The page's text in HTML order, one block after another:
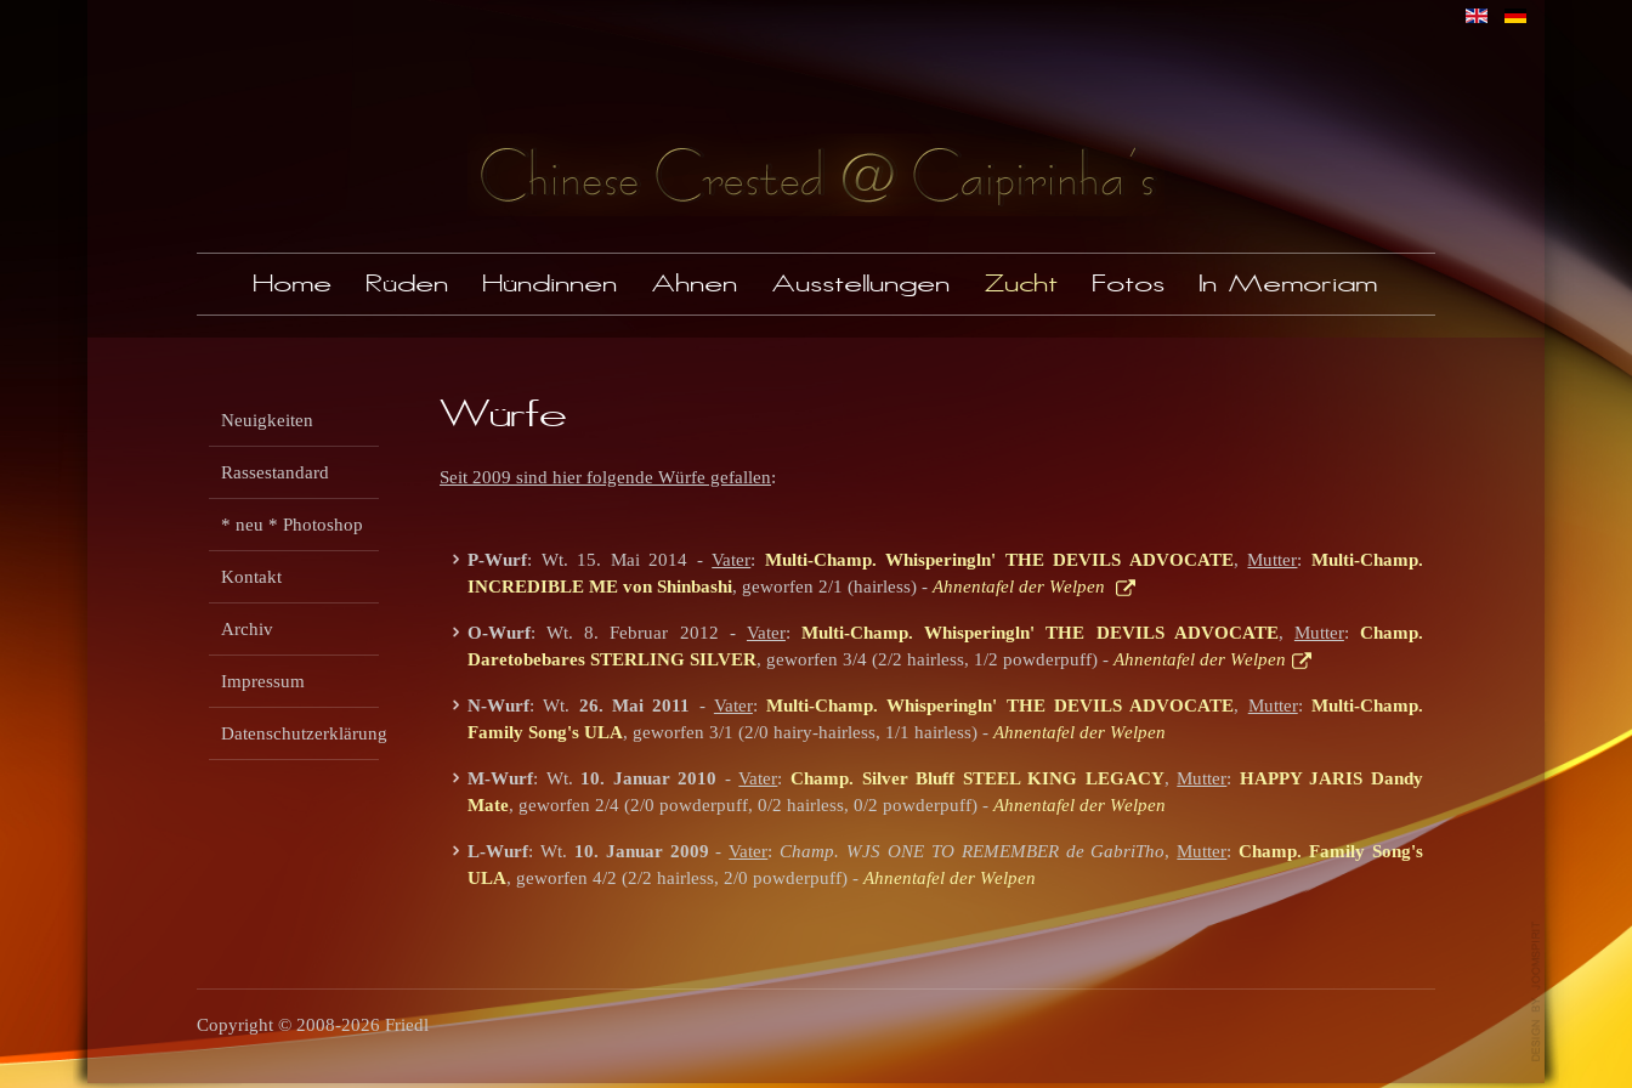
Home Rüden Hündinnen Ahnen Ausstellungen Zucht Fotos In Memoriam
Neuigkeiten
Rassestandard
* neu * Photoshop
Kontakt
Archiv
Impressum
Datenschutzerklärung
Würfe
Seit 2009 sind hier folgende Würfe gefallen:
P-Wurf: Wt. 15. Mai 2014 -Vater: Multi-Champ. Whisperingln' THE DEVILS ADVOCATE,Mutter:Multi-Champ.
INCREDIBLE ME von Shinbashi, geworfen 2/1 (hairless) - Ahnentafel der Welpen
O-Wurf: Wt. 8. Februar 2012 - Vater:Multi-Champ. Whisperingln' THE DEVILS ADVOCATE, Mutter:Champ.
Daretobebares STERLING SILVER, geworfen 3/4 (2/2 hairless, 1/2 powderpuff) - Ahnentafel der Welpen
N-Wurf: Wt. 26. Mai 2011 - Vater:Multi-Champ. Whisperingln' THE DEVILS ADVOCATE, Mutter:Multi-Champ.
Family Song's ULA, geworfen 3/1 (2/0 hairy-hairless, 1/1 hairless) - Ahnentafel der Welpen
M-Wurf: Wt. 10. Januar 2010 -Vater: Champ. Silver Bluff STEEL KING LEGACY,Mutter: HAPPY JARIS Dandy
Mate, geworfen 2/4 (2/0 powderpuff, 0/2 hairless, 0/2 powderpuff) - Ahnentafel der Welpen
L-Wurf: Wt. 10. Januar 2009 -Vater: Champ. WJS ONE TO REMEMBER de GabriTho,Mutter:Champ. Family Song's
ULA, geworfen 4/2 (2/2 hairless, 2/0 powderpuff) - Ahnentafel der Welpen
Copyright © 2008-2026 Friedl